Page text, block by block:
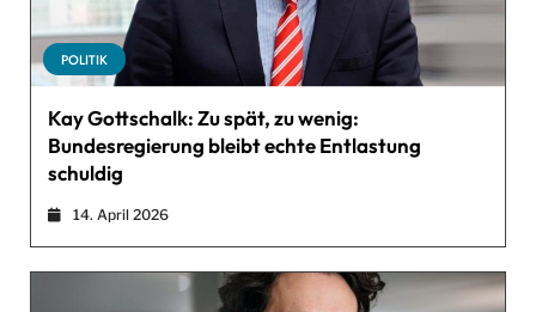
POLITIK
Kay Gottschalk: Zu spät, zu wenig:
Bundesregierung bleibt echte Entlastung
schuldig
14. April 2026